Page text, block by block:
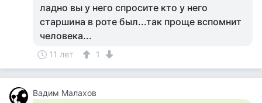
ладно вы у него спросите кто у него
старшина в роте был...так проще вспомнит
человека...
11 лет 1
Вадим Малахов